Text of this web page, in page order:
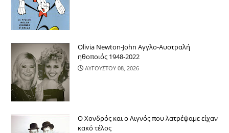
Olivia Newton-John Αγγλο-Αυστραλή
ηθοποιός 1948-2022
ΑΥΓΟΥΣΤΟΥ 08, 2026
Ο Χονδρός και ο Λιγνός που λατρέψαμε είχαν
κακό τέλος